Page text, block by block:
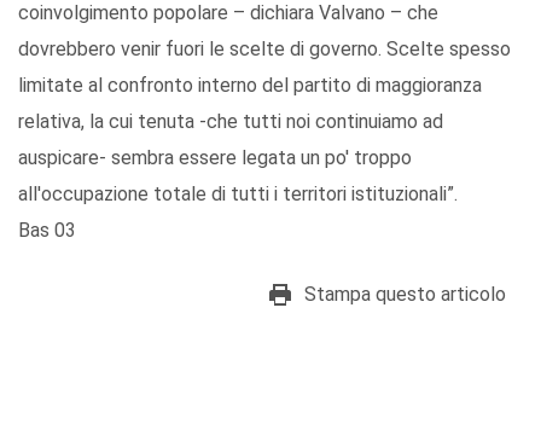
coinvolgimento popolare – dichiara Valvano – che
dovrebbero venir fuori le scelte di governo. Scelte spesso
limitate al confronto interno del partito di maggioranza
relativa, la cui tenuta -che tutti noi continuiamo ad
auspicare- sembra essere legata un po' troppo
all'occupazione totale di tutti i territori istituzionali”.
Bas 03
Stampa questo articolo